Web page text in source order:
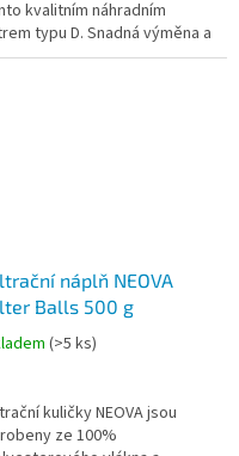
kvalitním náhradním
typu D. Snadná výměna a
účinnost zajišťují
náplň NEOVA
Balls 500 g
(>5 ks)
kuličky NEOVA jsou
ze 100%